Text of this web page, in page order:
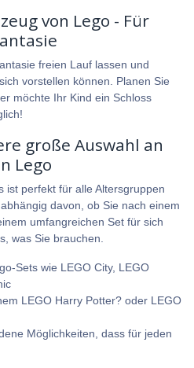
von Lego - Für
freien Lauf lassen und
vorstellen können. Planen Sie
möchte Ihr Kind ein Schloss
große Auswahl an
Lego
ist perfekt für alle Altersgruppen
davon, ob Sie nach einem
umfangreichen Set für sich
was Sie brauchen.
Sets wie LEGO City, LEGO
LEGO Harry Potter? oder LEGO
Möglichkeiten, dass für jeden